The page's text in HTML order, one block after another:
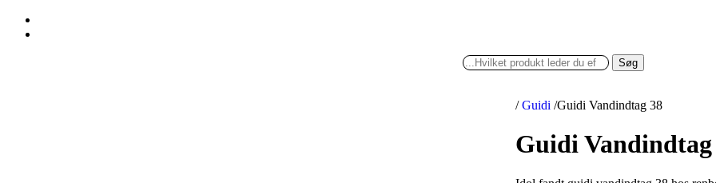
Søg
/ Guidi /Guidi Vandindtag 38
Guidi Vandindtag